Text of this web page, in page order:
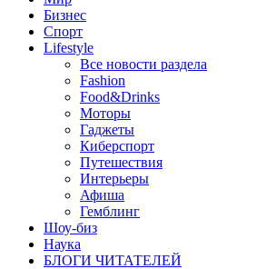
Бизнес
Спорт
Lifestyle
Все новости раздела
Fashion
Food&Drinks
Моторы
Гаджеты
Киберспорт
Путешествия
Интерьеры
Афиша
Гемблинг
Шоу-биз
Наука
БЛОГИ ЧИТАТЕЛЕЙ